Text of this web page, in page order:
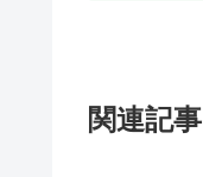
関連記事